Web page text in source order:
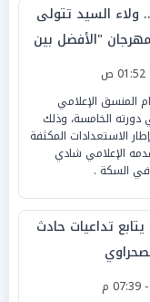
ولاء السيد تتولى
"الأفضل بين
المنسق الإعلامي
الخامسة، وذلك
الاستعدادات المكثفة
الإعلامي شادي
في السكة .
تداعيات حادث